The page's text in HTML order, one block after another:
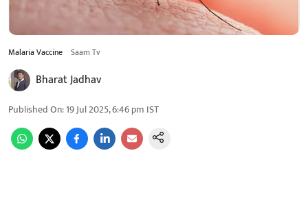
Malaria Vaccine Saam Tv
Bharat Jadhav
Published On:19 Jul 2025, 6:46 pm IST